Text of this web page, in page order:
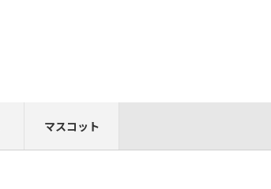
マスコット